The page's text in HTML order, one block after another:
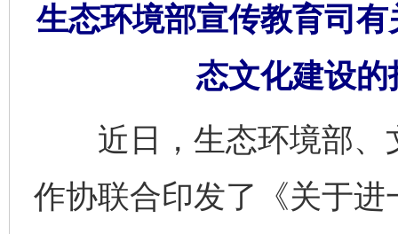
生态环境部宣传教育司
态文化建设
近日，生态环境部、
作协联合印发了《关于